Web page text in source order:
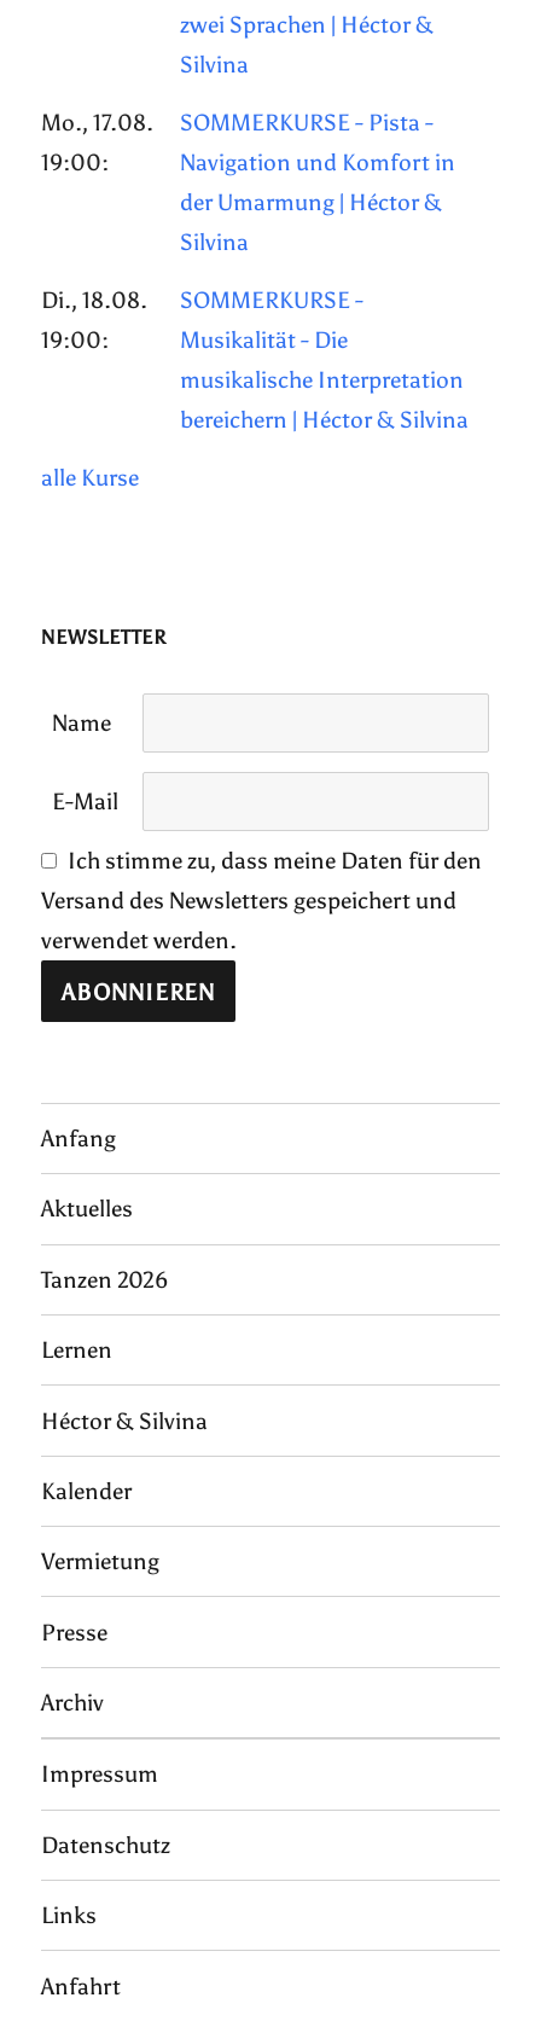
zwei Sprachen | Héctor &
Silvina
Mo., 17.08.
19:00:
SOMMERKURSE - Pista -
Navigation und Komfort in
der Umarmung | Héctor &
Silvina
Di., 18.08.
19:00:
SOMMERKURSE -
Musikalität - Die
musikalische Interpretation
bereichern | Héctor & Silvina
alle Kurse
NEWSLETTER
Name
E-Mail
Ich stimme zu, dass meine Daten für den
Versand des Newsletters gespeichert und
verwendet werden.
Anfang
Aktuelles
Tanzen 2026
Lernen
Héctor & Silvina
Kalender
Vermietung
Presse
Archiv
Impressum
Datenschutz
Links
Anfahrt